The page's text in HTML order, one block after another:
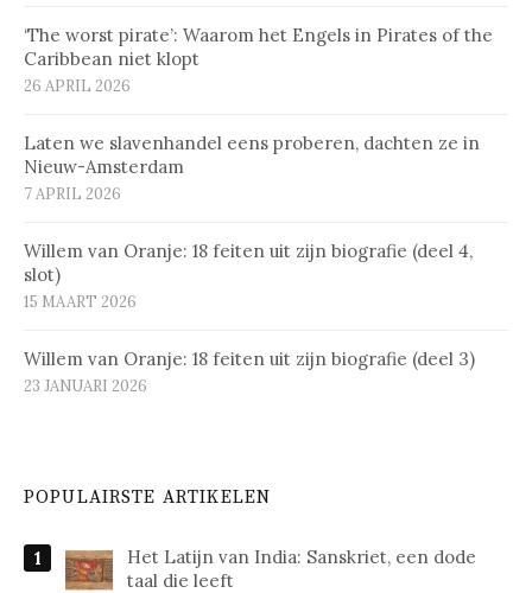
‘The worst pirate’: Waarom het Engels in Pirates of the
Caribbean niet klopt
26 APRIL 2026
Laten we slavenhandel eens proberen, dachten ze in
Nieuw-Amsterdam
7 APRIL 2026
Willem van Oranje: 18 feiten uit zijn biografie (deel 4,
slot)
15 MAART 2026
Willem van Oranje: 18 feiten uit zijn biografie (deel 3)
23 JANUARI 2026
POPULAIRSTE ARTIKELEN
Het Latijn van India: Sanskriet, een dode
taal die leeft